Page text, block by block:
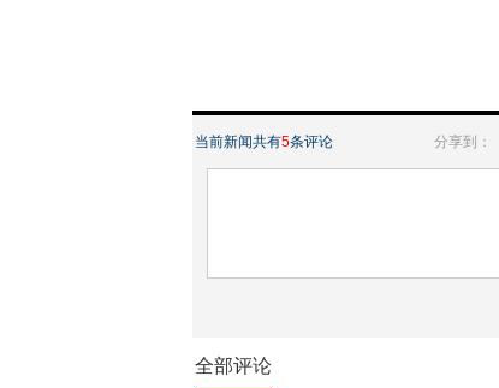
当前新闻共有5条评论 分享到：
全部评论